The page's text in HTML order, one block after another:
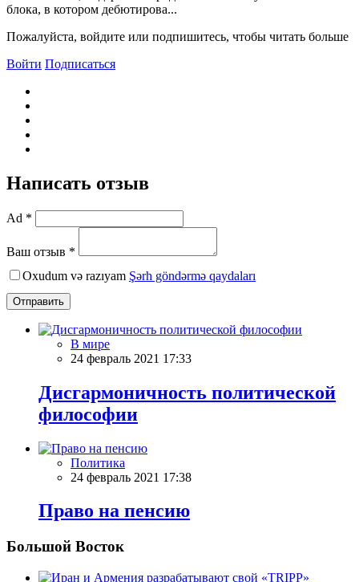
блока, в котором дебютирова...
Пожалуйста, войдите или подпишитесь, чтобы читать больше
Войти Подписаться
Написать отзыв
Ad *
Ваш отзыв *
Oxudum və razıyam Şərh göndərmə qaydaları
Отправить
В мире
24 февраль 2021 17:33
Дисгармоничность политической
философии
Политика
24 февраль 2021 17:38
Право на пенсию
Большой Восток